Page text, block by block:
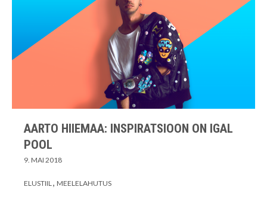
AARTO HIIEMAA: INSPIRATSIOON ON IGAL
POOL
9. MAI 2018
ELUSTIIL MEELELAHUTUS